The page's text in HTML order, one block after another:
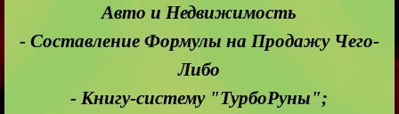
Авто и Недвижимость
- Составление Формулы на Продажу Чего-
Либо
- Книгу-систему "ТурбоРуны";